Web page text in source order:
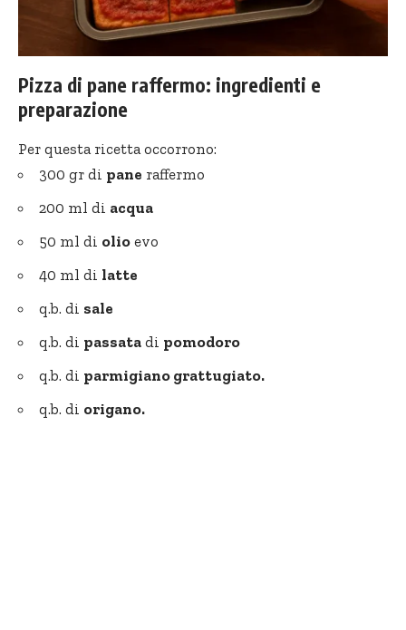
Pizza di pane raffermo: ingredienti e
preparazione
Per questa ricetta occorrono:
300 gr di pane raffermo
200 ml di acqua
50 ml di olio evo
40 ml di latte
q.b. di sale
q.b. di passata di pomodoro
q.b. di parmigiano grattugiato.
q.b. di origano.